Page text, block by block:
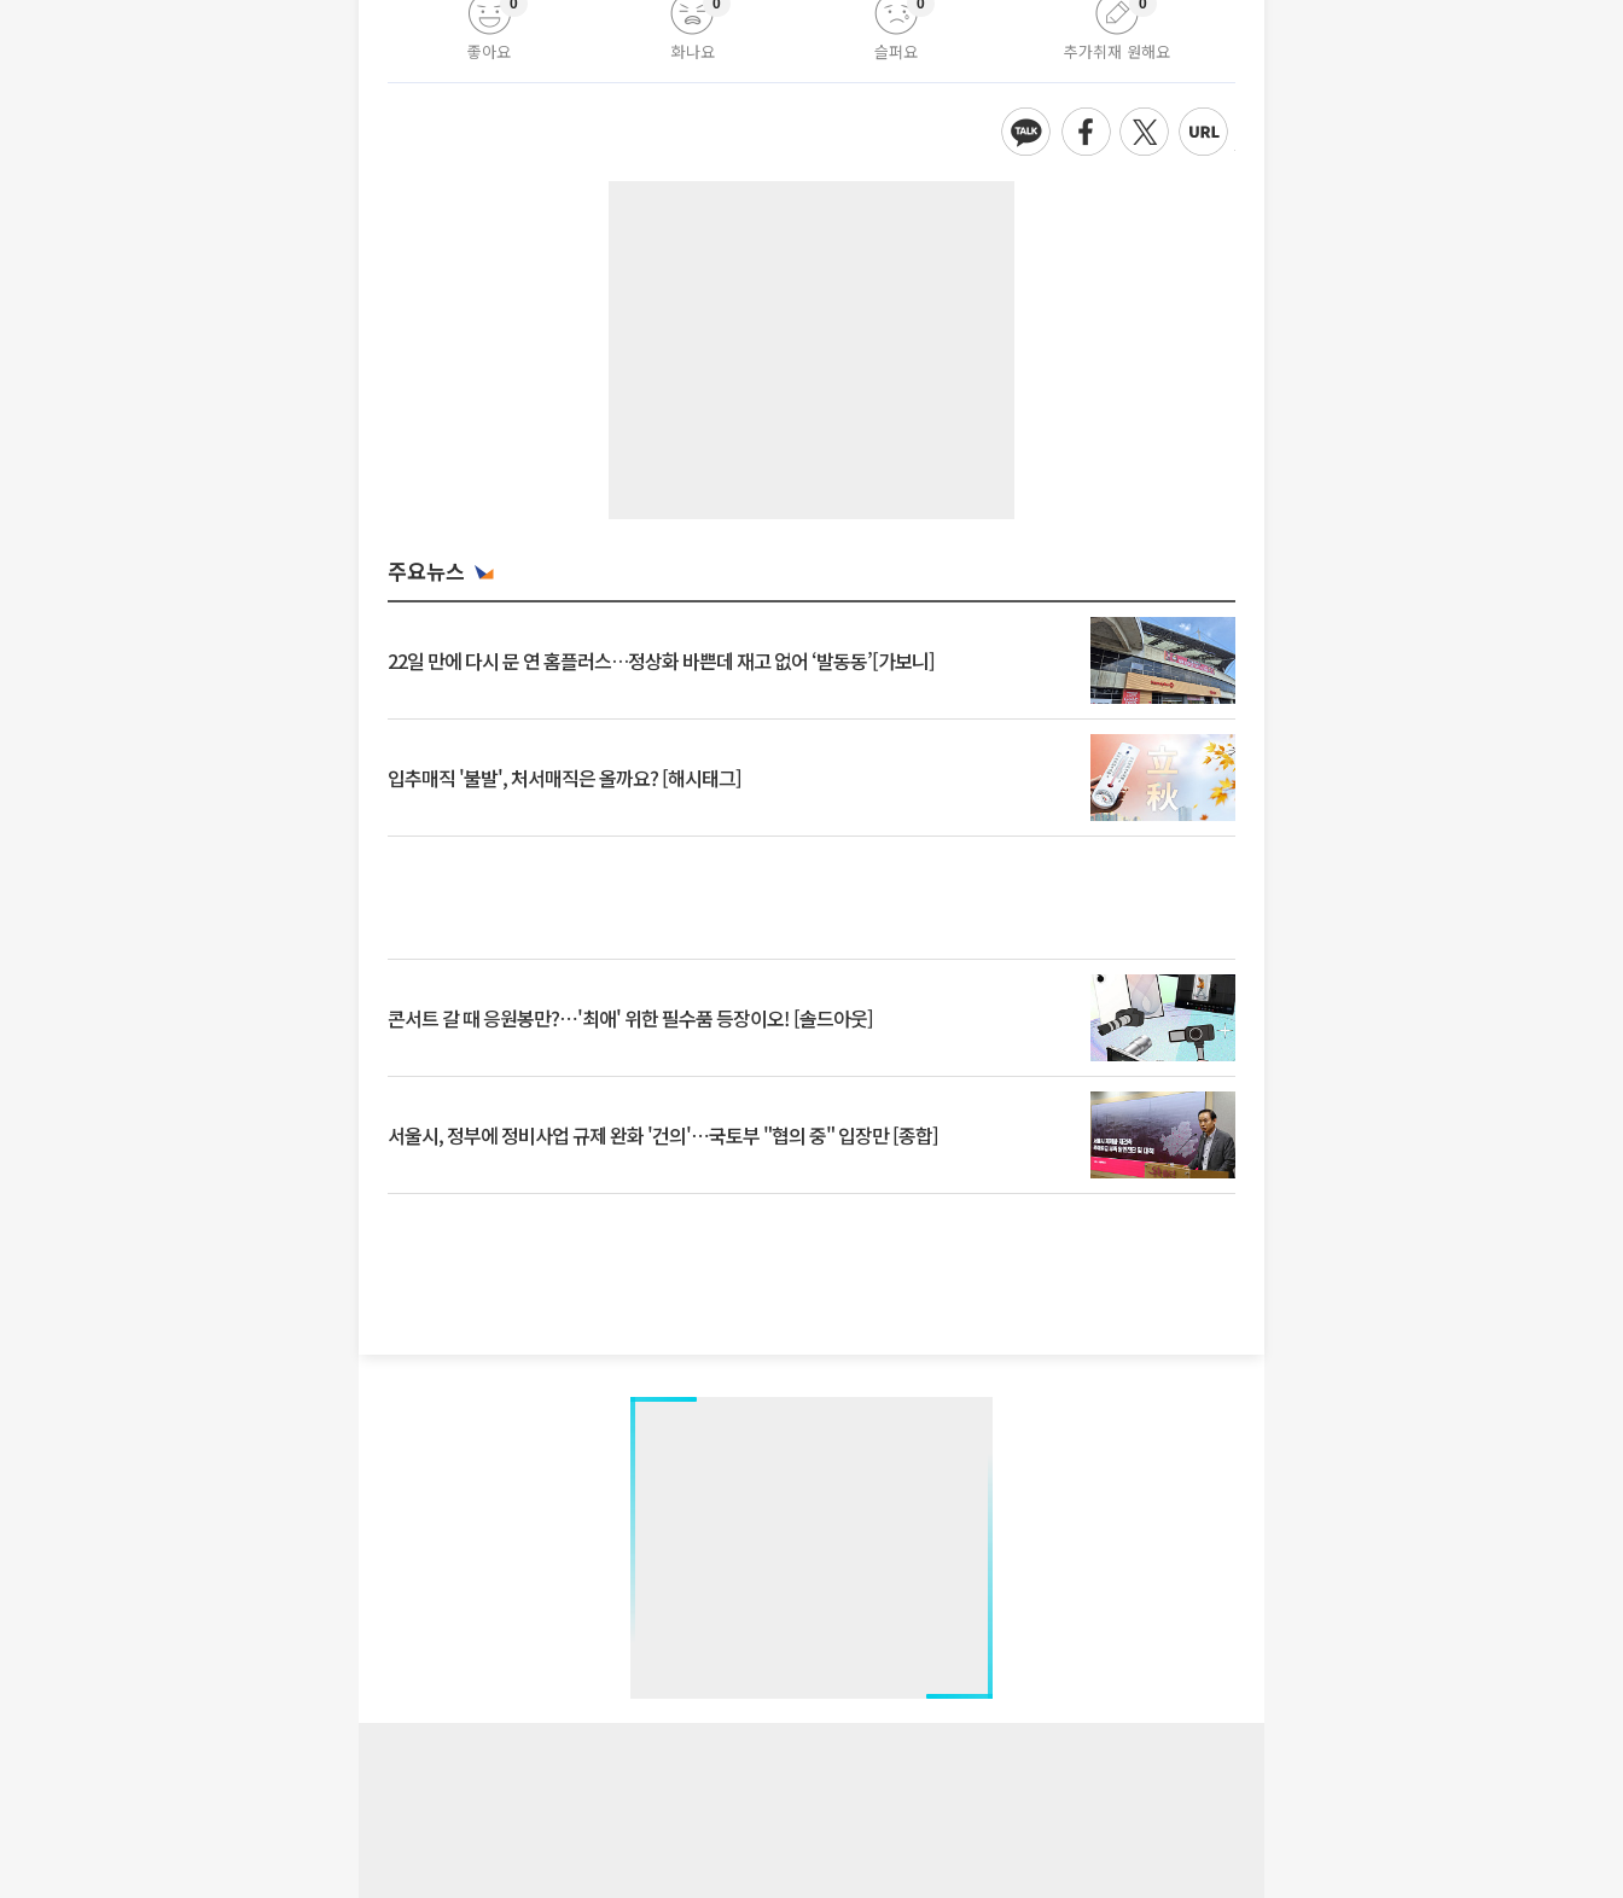
좋아요
0
화나요
0
슬퍼요
0
추가취재 원해요
0
주요뉴스
22일 만에 다시 문 연 홈플러스…정상화 바쁜데 재고 없어 ‘발동동’[가보니]
입추매직 '불발', 처서매직은 올까요? [해시태그]
콘서트 갈 때 응원봉만?⋯'최애' 위한 필수품 등장이오! [솔드아웃]
서울시, 정부에 정비사업 규제 완화 '건의'⋯국토부 "협의 중" 입장만 [종합]